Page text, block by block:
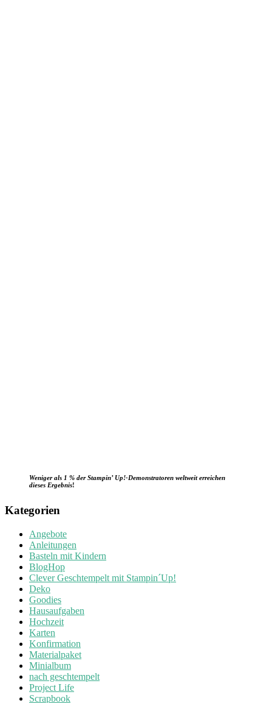
Weniger als 1 % der Stampin’ Up!-Demonstratoren weltweit erreichen
dieses Ergebnis!
Kategorien
Angebote
Anleitungen
Basteln mit Kindern
BlogHop
Clever Geschtempelt mit Stampin´Up!
Deko
Goodies
Hausaufgaben
Hochzeit
Karten
Konfirmation
Materialpaket
Minialbum
nach geschtempelt
Project Life
Scrapbook